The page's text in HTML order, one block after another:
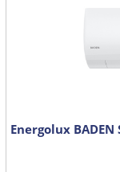
Energolux BADEN